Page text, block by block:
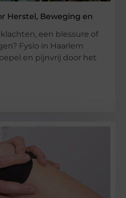
Herstel, Beweging en
een blessure of
Fysio in Haarlem
en pijnvrij door het